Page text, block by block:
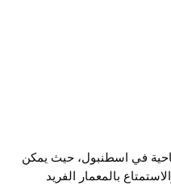
في اسطنبول، حيث يمكن
بالمعمار الفريد